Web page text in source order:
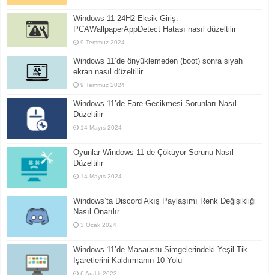
Windows 11 24H2 Eksik Giriş:
PCAWallpaperAppDetect Hatası nasıl düzeltilir
9 Temmuz 2024
Windows 11’de önyüklemeden (boot) sonra siyah
ekran nasıl düzeltilir
9 Temmuz 2024
Windows 11’de Fare Gecikmesi Sorunları Nasıl
Düzeltilir
14 Mayıs 2024
Oyunlar Windows 11 de Çöküyor Sorunu Nasıl
Düzeltilir
14 Mayıs 2024
Windows’ta Discord Akış Paylaşımı Renk Değişikliği
Nasıl Onarılır
3 Ocak 2024
Windows 11’de Masaüstü Simgelerindeki Yeşil Tik
İşaretlerini Kaldırmanın 10 Yolu
6 Aralık 2023